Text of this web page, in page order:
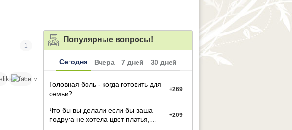
1
2
Популярные вопросы!
Сегодня Вчера 7 дней 30 дней
Головная боль - когда готовить для
семьи?
+269
Что бы вы делали если бы ваша
подруга не хотела цвет платья,
+209